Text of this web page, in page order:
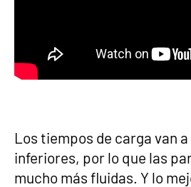
Los tiempos de carga van
inferiores, por lo que las
mucho más fluidas. Y lo